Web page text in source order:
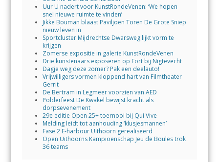
Uur U nadert voor KunstRondeVenen: ‘We hopen
snel nieuwe ruimte te vinden’
Jikke Bouman blaast Paviljoen Toren De Grote Sniep
nieuw leven in
Sportcluster Mijdrechtse Dwarsweg lijkt vorm te
krijgen
Zomerse expositie in galerie KunstRondeVenen
Drie kunstenaars exposeren op Fort bij Nigtevecht
Dagje weg deze zomer? Pak een deelauto!
Vrijwilligers vormen kloppend hart van Filmtheater
Gerrit
De Bertram in Legmeer voorzien van AED
Polderfeest De Kwakel bewijst kracht als
dorpsevenement
29e editie Open 25+ toernooi bij Qui Vive
Melding leidt tot aanhouding ‘klusjesmannen’
Fase 2 E-harbour Uithoorn gerealiseerd
Open Uithoorns Kampioenschap Jeu de Boules trok
36 teams